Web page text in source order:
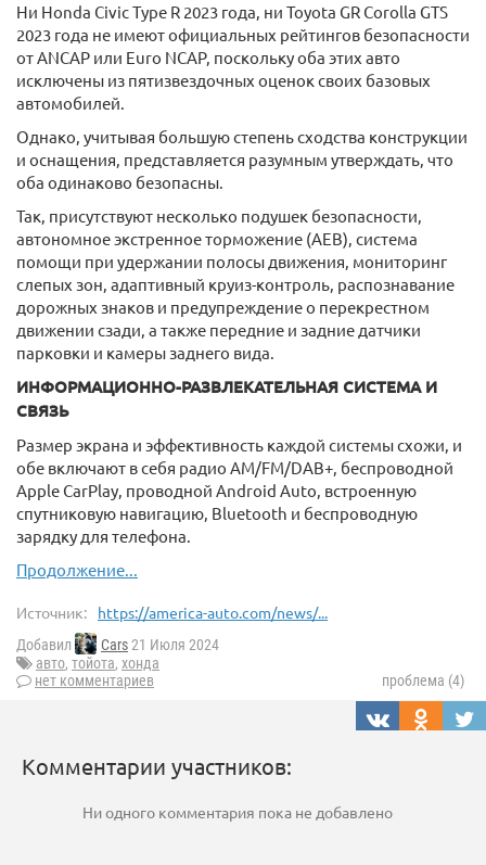
Ни Honda Civic Type R 2023 года, ни Toyota GR Corolla GTS
2023 года не имеют официальных рейтингов безопасности
от ANCAP или Euro NCAP, поскольку оба этих авто
исключены из пятизвездочных оценок своих базовых
автомобилей.
Однако, учитывая большую степень сходства конструкции
и оснащения, представляется разумным утверждать, что
оба одинаково безопасны.
Так, присутствуют несколько подушек безопасности,
автономное экстренное торможение (AEB), система
помощи при удержании полосы движения, мониторинг
слепых зон, адаптивный круиз-контроль, распознавание
дорожных знаков и предупреждение о перекрестном
движении сзади, а также передние и задние датчики
парковки и камеры заднего вида.
ИНФОРМАЦИОННО-РАЗВЛЕКАТЕЛЬНАЯ СИСТЕМА И
СВЯЗЬ
Размер экрана и эффективность каждой системы схожи, и
обе включают в себя радио AM/FM/DAB+, беспроводной
Apple CarPlay, проводной Android Auto, встроенную
спутниковую навигацию, Bluetooth и беспроводную
зарядку для телефона.
Продолжение...
Источник: https://america-auto.com/news/...
Добавил Cars21 Июля 2024
авто, тойота, хонда
нет комментариев
проблема (4)
Комментарии участников:
Ни одного комментария пока не добавлено